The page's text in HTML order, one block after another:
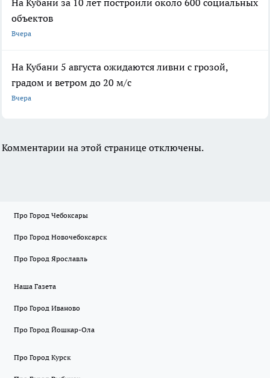
объектов
Вчера
На Кубани 5 августа ожидаются ливни с грозой,
градом и ветром до 20 м/с
Вчера
Комментарии на этой странице отключены.
Про Город Чебоксары
Про Город Новочебоксарск
Про Город Ярославль
Наша Газета
Про Город Иваново
Про Город Йошкар-Ола
Про Город Курск